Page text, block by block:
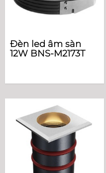
Đèn led âm sàn
12W BNS-M2173T